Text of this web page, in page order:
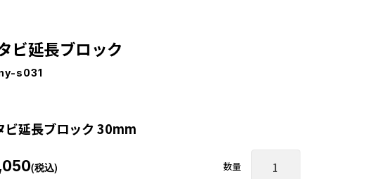
ビ延長ブロック
s031
ビ延長ブロック 30mm
(税込) 数量